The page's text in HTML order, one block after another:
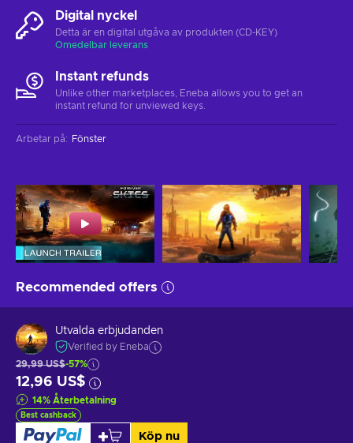
Digital nyckel
Detta är en digital utgåva av produkten (CD-KEY)
Omedelbar leverans
Instant refunds
Unlike other marketplaces, Eneba allows you to get an
instant refund for unviewed keys.
Arbetar på: Fönster
Recommended offers
Utvalda erbjudanden
Verified by Eneba
29,99 US$-57%
12,96 US$
14% Återbetalning
Best cashback
Köp nu